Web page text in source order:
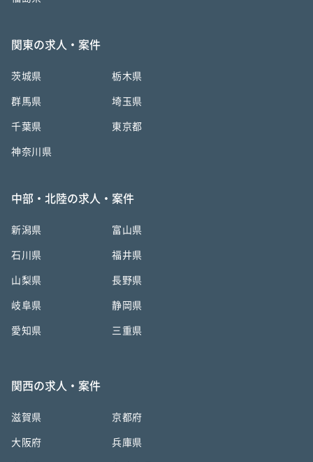
関東の求人・案件
茨城県 栃木県
群馬県 埼玉県
千葉県 東京都
神奈川県
中部・北陸の求人・案件
新潟県 富山県
石川県 福井県
山梨県 長野県
岐阜県 静岡県
愛知県 三重県
関西の求人・案件
滋賀県 京都府
大阪府 兵庫県